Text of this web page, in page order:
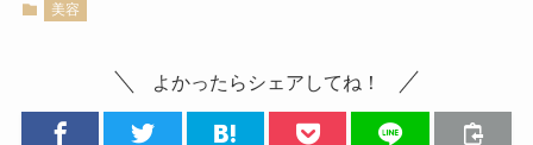
美容
よかったらシェアしてね！